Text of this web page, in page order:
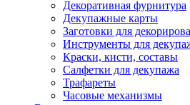
Декоративная фурнитура
Декупажные карты
Заготовки для
Инструменты для
Краски, кисти, составы
Салфетки для декупажа
Трафареты
Часовые механизмы